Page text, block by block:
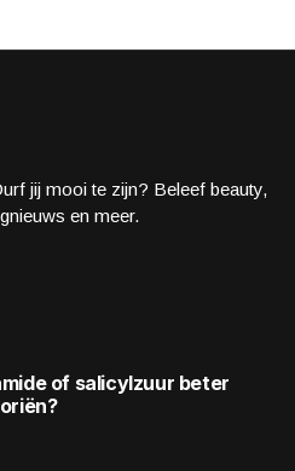
jij mooi te zijn? Beleef beauty,
en meer.
of salicylzuur beter